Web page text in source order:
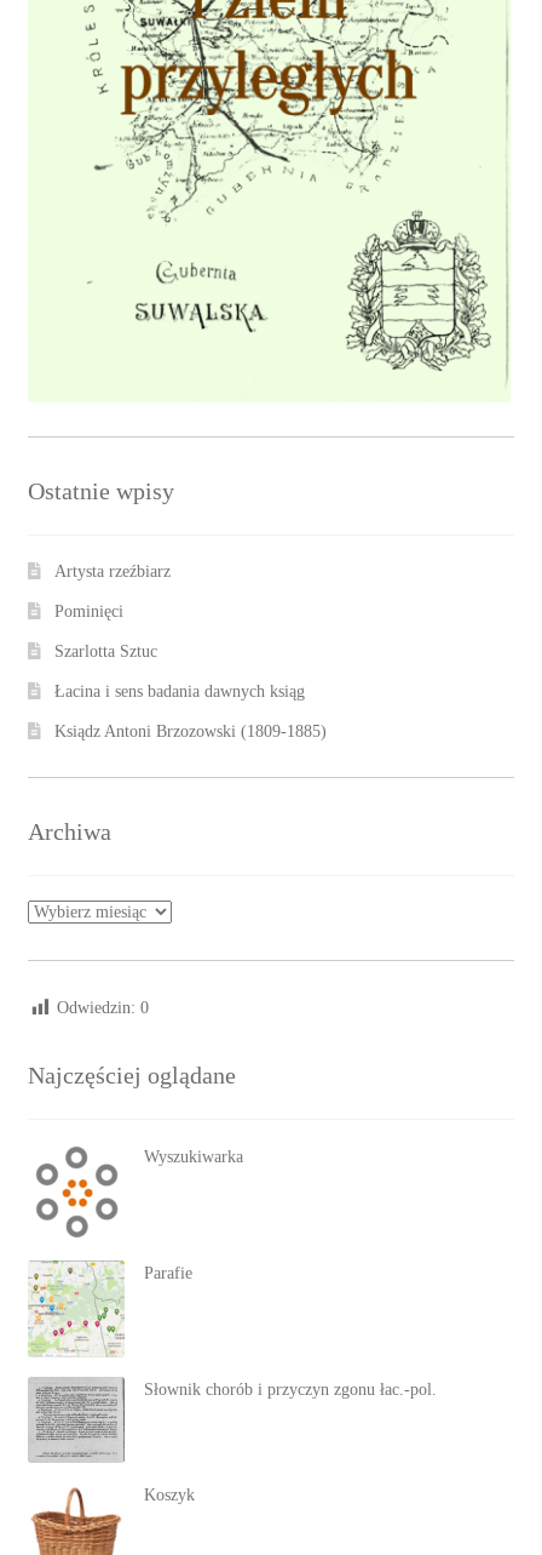
Ostatnie wpisy
Artysta rzeźbiarz
Pominięci
Szarlotta Sztuc
Łacina i sens badania dawnych ksiąg
Ksiądz Antoni Brzozowski (1809-1885)
Archiwa
Archiwa
Odwiedzin: 0
Najczęściej oglądane
Wyszukiwarka
Parafie
Słownik chorób i przyczyn zgonu łac.-pol.
Koszyk